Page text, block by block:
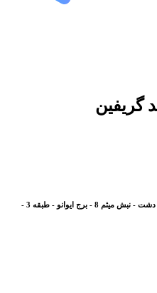
گریفین
آدرس : کرج - خیابان شهید بهشتی - سه راه گوهر دشت - نبش میثم 8 - برج ایوانو - طبقه 3 -